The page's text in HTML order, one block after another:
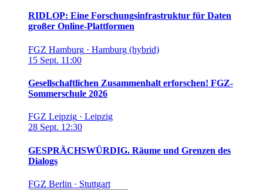
RIDLOP: Eine Forschungsinfrastruktur für Daten
großer Online-Plattformen
FGZ Hamburg · Hamburg (hybrid)
15 Sept. 11:00
Gesellschaftlichen Zusammenhalt erforschen! FGZ-
Sommerschule 2026
FGZ Leipzig · Leipzig
28 Sept. 12:30
GESPRÄCHSWÜRDIG. Räume und Grenzen des
Dialogs
FGZ Berlin · Stuttgart